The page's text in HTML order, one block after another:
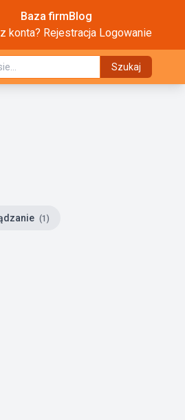
Baza firmBlog
konta? Rejestracja Logowanie
Szukaj
(1)